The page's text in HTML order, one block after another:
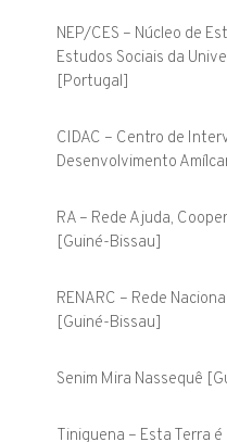
NEP/CES – Núcleo de
Estudos Sociais da
[Portugal]
CIDAC – Centro de
Desenvolvimento
RA – Rede Ajuda,
[Guiné-Bissau]
RENARC – Rede
[Guiné-Bissau]
Senim Mira Nassequê
Tiniguena – Esta Terra